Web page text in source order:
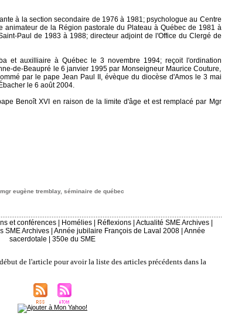
à la section secondaire de 1976 à 1981; psychologue au Centre
animateur de la Région pastorale du Plateau à Québec de 1981 à
Paul de 1983 à 1988; directeur adjoint de l'Office du Clergé de
et auxilliaire à Québec le 3 novembre 1994; reçoit l'ordination
de-Beaupré le 6 janvier 1995 par Monseigneur Maurice Couture,
par le pape Jean Paul II, évèque du diocèse d'Amos le 3 mai
le 6 août 2004.
Benoît XVI en raison de la limite d'âge et est remplacé par Mgr
mgr eugène tremblay, séminaire de québec
et conférences Homélies Réflexions Actualité SME Archives
SME Archives Année jubilaire François de Laval 2008 Année
sacerdotale
350e du SME
de l'article pour avoir la liste des articles précédents dans la